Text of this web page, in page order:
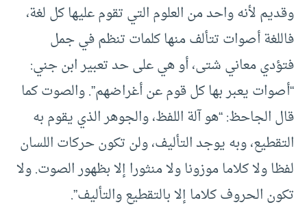
وقديم لأنه واحد من العلوم التي تقوم عليها كل لغة،
فاللغة أصوات تتألف منها كلمات تنظم في جمل
فتؤدي معاني شتى، أو هي على حد تعبير ابن جني:
“أصوات يعبر بها كل قوم عن أغراضهم”. والصوت كما
قال الجاحظ: “هو آلة اللفظ، والجوهر الذي يقوم به
التقطيع، وبه يوجد التأليف، ولن تكون حركات اللسان
لفظا ولا كلاما موزونا ولا منثورا إلا بظهور الصوت. ولا
تكون الحروف كلاما إلا بالتقطيع والتأليف”.